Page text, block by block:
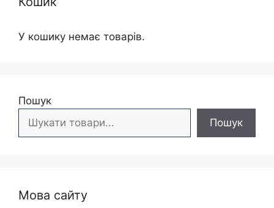
У кошику немає товарів.
Пошук
Пошук
Мова сайту